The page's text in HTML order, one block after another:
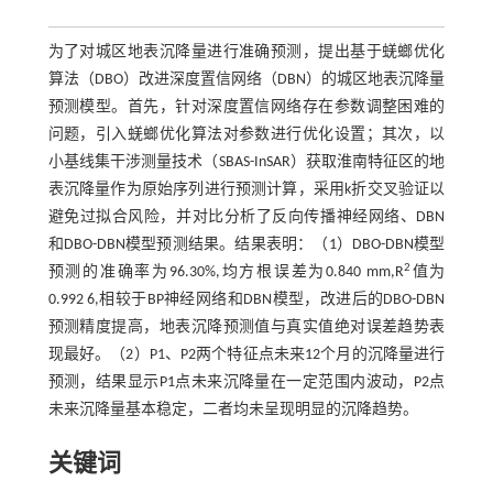
为了对城区地表沉降量进行准确预测，提出基于蜣螂优化
算法（DBO）改进深度置信网络（DBN）的城区地表沉降量
预测模型。首先，针对深度置信网络存在参数调整困难的
问题，引入蜣螂优化算法对参数进行优化设置；其次，以
小基线集干涉测量技术（SBAS-InSAR）获取淮南特征区的地
表沉降量作为原始序列进行预测计算，采用k折交叉验证以
避免过拟合风险，并对比分析了反向传播神经网络、DBN
和DBO-DBN模型预测结果。结果表明：（1）DBO-DBN模型
预测的准确率为96.30%,均方根误差为0.840 mm,R2 值为
0.992 6,相较于BP神经网络和DBN模型，改进后的DBO-DBN
预测精度提高，地表沉降预测值与真实值绝对误差趋势表
现最好。（2）P1、P2两个特征点未来12个月的沉降量进行
预测，结果显示P1点未来沉降量在一定范围内波动，P2点
未来沉降量基本稳定，二者均未呈现明显的沉降趋势。
关键词